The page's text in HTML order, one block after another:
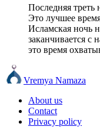
Последняя треть
Это лучшее
Исламская ночь
заканчивается с
это время
Vremya Namaza
About us
Contact
Privacy policy